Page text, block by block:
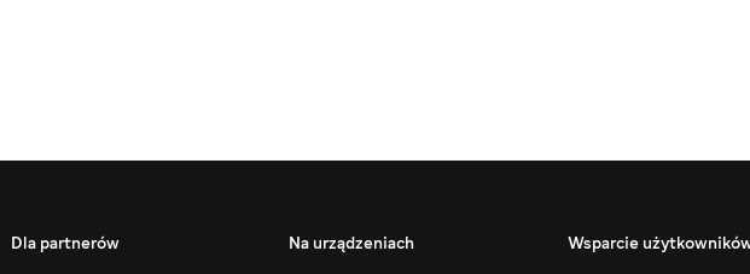
Dla partnerów
Na urządzeniach
Wsparcie